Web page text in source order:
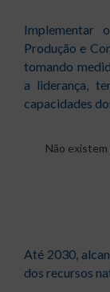
Implementar
Produção e
tomando
a liderança,
capacidades
Não
Até 2030,
dos recursos